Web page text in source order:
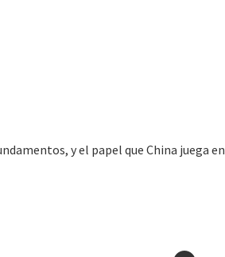
y el papel que China juega en